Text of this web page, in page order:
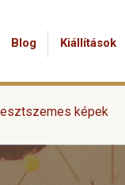
Blog Kiállítások
képek